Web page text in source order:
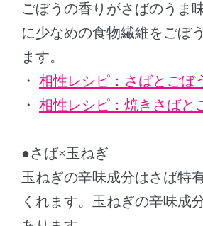
ごぼうの香りがさばのうま
に少なめの食物繊維をごぼ
ます。
・ 相性レシピ：さばとごぼ
・ 相性レシピ：焼きさばと
●さば×玉ねぎ
玉ねぎの辛味成分はさば特
くれます。玉ねぎの辛味成